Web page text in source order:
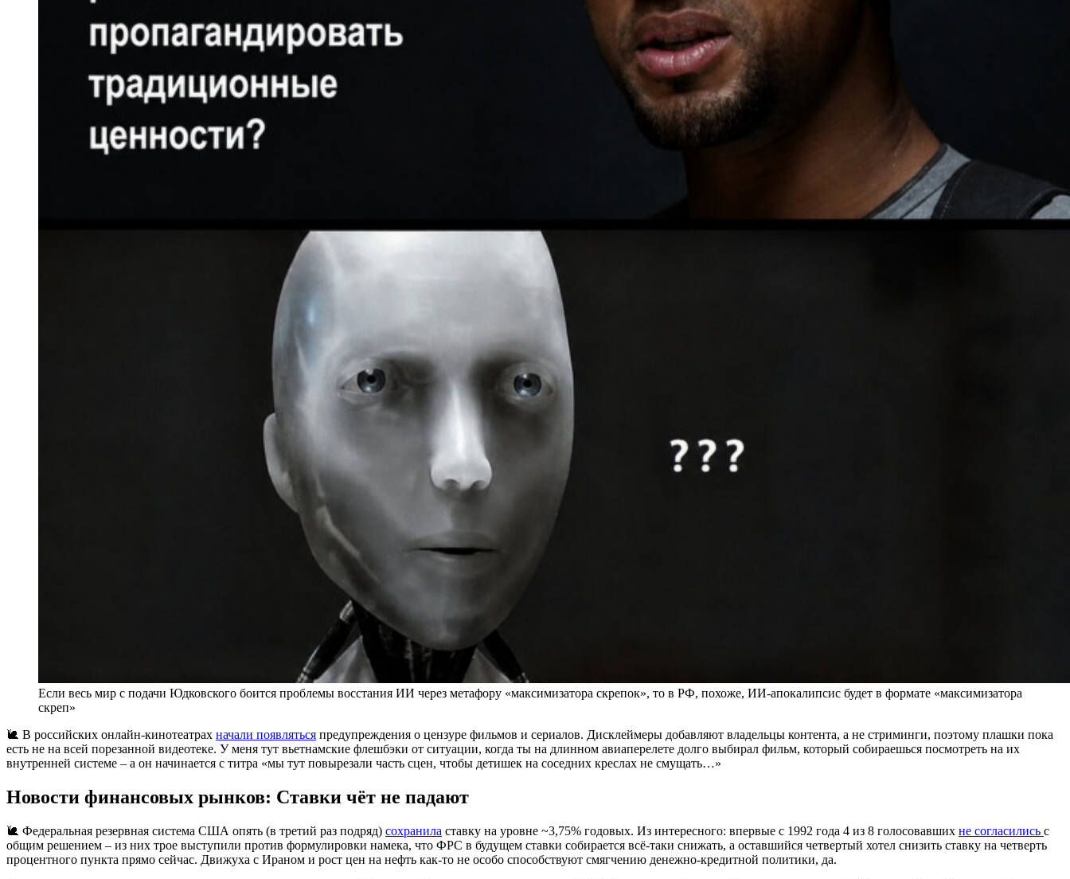
Если весь мир с подачи Юдковского боится проблемы восстания ИИ через метафору «максимизатора скрепок», то в РФ, похоже, ИИ-апокалипсис будет в формате «максимизатора
скреп»
🐌 В российских онлайн-кинотеатрах начали появляться предупреждения о цензуре фильмов и сериалов. Дисклеймеры добавляют владельцы контента, а не стриминги, поэтому плашки пока
есть не на всей порезанной видеотеке. У меня тут вьетнамские флешбэки от ситуации, когда ты на длинном авиаперелете долго выбирал фильм, который собираешься посмотреть на их
внутренней системе – а он начинается с титра «мы тут повырезали часть сцен, чтобы детишек на соседних креслах не смущать…»
Новости финансовых рынков: Ставки чёт не падают
🐌 Федеральная резервная система США опять (в третий раз подряд) сохранила ставку на уровне ~3,75% годовых. Из интересного: впервые с 1992 года 4 из 8 голосовавших не согласились с
общим решением – из них трое выступили против формулировки намека, что ФРС в будущем ставки собирается всё-таки снижать, а оставшийся четвертый хотел снизить ставку на четверть
процентного пункта прямо сейчас. Движуха с Ираном и рост цен на нефть как-то не особо способствуют смягчению денежно-кредитной политики, да.